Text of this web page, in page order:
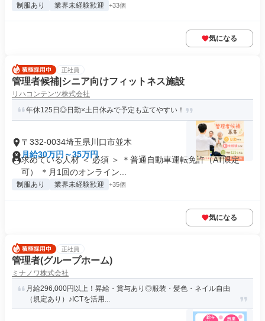
制服あり 業界未経験歓迎 +33個
気になる
正社員
管理者候補|シニア向けフィットネス施設
リハコンテンツ株式会社
年休125日◎日勤×土日休みで予定も立てやすい！
〒332-0034埼玉県川口市並木
月給30万円～35万円
求めている人材 ＜ 必須 ＞ ＊普通自動車運転免許（AT限定
可） ＊月1回のオンライン...
制服あり 業界未経験歓迎 +35個
気になる
正社員
管理者(グループホーム)
ミナノワ株式会社
月給296,000円以上！昇給・賞与あり◎服装・髪色・ネイル自由
（規定あり）♪ICTを活用...